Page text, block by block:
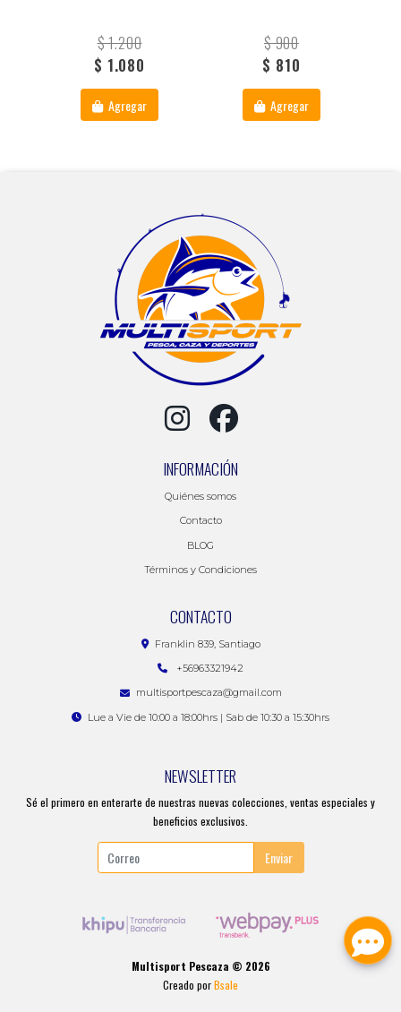
$ 1.200
$ 1.080
Agregar
$ 900
$ 810
Agregar
INFORMACIÓN
Quiénes somos
Contacto
BLOG
Términos y Condiciones
CONTACTO
Franklin 839, Santiago
+56963321942
multisportpescaza@gmail.com
Lue a Vie de 10:00 a 18:00hrs | Sab de 10:30 a 15:30hrs
NEWSLETTER
Sé el primero en enterarte de nuestras nuevas colecciones, ventas especiales y
beneficios exclusivos.
Enviar
Multisport Pescaza © 2026
Creado porBsale